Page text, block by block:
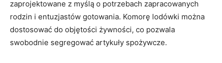
zaprojektowane z myślą o potrzebach zapracowanych
rodzin i entuzjastów gotowania. Komorę lodówki można
dostosować do objętości żywności, co pozwala
swobodnie segregować artykuły spożywcze.